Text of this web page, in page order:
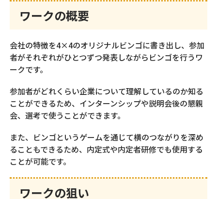
（新卒採用）
メタバース貸し会議室
求人原稿作成
ワークの概要
会社の特徴を4×4のオリジナルビンゴに書き出し、参加
者がそれぞれがひとつずつ発表しながらビンゴを行うワ
ークです。
参加者がどれくらい企業について理解しているのか知る
ことができるため、インターンシップや説明会後の懇親
会、選考で使うことができます。
また、ビンゴというゲームを通じて横のつながりを深め
ることもできるため、内定式や内定者研修でも使用する
ことが可能です。
ワークの狙い